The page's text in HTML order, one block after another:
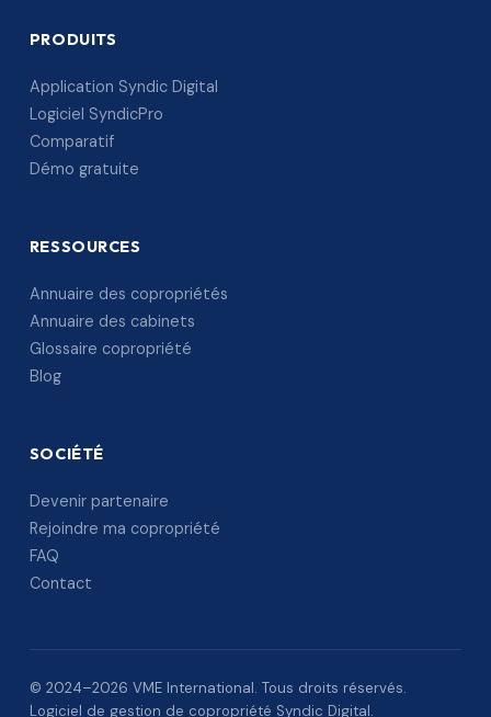
PRODUITS
Application Syndic Digital
Logiciel SyndicPro
Comparatif
Démo gratuite
RESSOURCES
Annuaire des copropriétés
Annuaire des cabinets
Glossaire copropriété
Blog
SOCIÉTÉ
Devenir partenaire
Rejoindre ma copropriété
FAQ
Contact
© 2024–2026 VME International. Tous droits réservés.
Logiciel de gestion de copropriété Syndic Digital.